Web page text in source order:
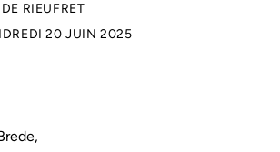
RIEUFRET
20 JUIN 2025